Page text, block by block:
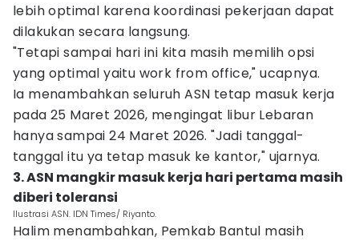
lebih optimal karena koordinasi pekerjaan dapat
dilakukan secara langsung.
"Tetapi sampai hari ini kita masih memilih opsi
yang optimal yaitu work from office," ucapnya.
Ia menambahkan seluruh ASN tetap masuk kerja
pada 25 Maret 2026, mengingat libur Lebaran
hanya sampai 24 Maret 2026. "Jadi tanggal-
tanggal itu ya tetap masuk ke kantor," ujarnya.
3. ‎ASN mangkir masuk kerja hari pertama masih
diberi toleransi
Ilustrasi ASN. IDN Times/ Riyanto.
Halim menambahkan, Pemkab Bantul masih